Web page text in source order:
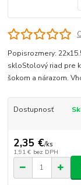
Popisrozmery:
skloStolový riad pre
šokom a nárazom.
Dostupnosť
2,35 €/ks
1,91 € bez DPH